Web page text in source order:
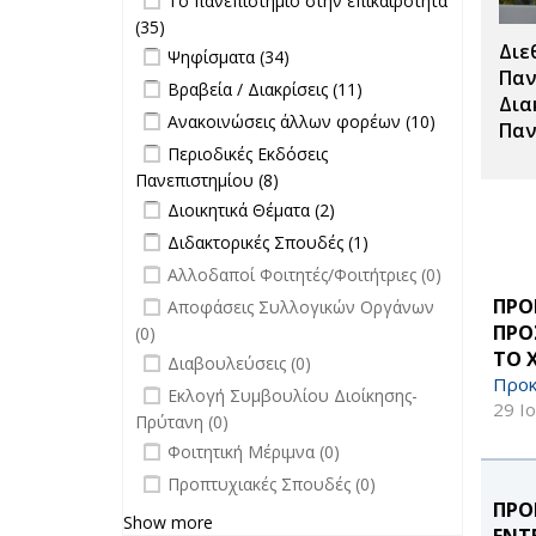
ΤΟ
29
επιτροπών
επικαιρότητα filter
(35)
επικαιρότητα filter
Apply Ψηφίσματα filter
Ψηφίσματα (34)
Apply Βραβεία / Διακρίσεις filter
Βραβεία / Διακρίσεις (11)
Διακρίσεις
Apply Ανακοινώσεις άλλων φορέων
filter
Ανακοινώσεις άλλων φορέων (10)
Apply Περιοδικές Εκδόσεις
Πανεπιστημίου filter
Περιοδικές Εκδόσεις
Πανεπιστημίου (8)
Εκδόσεις
Πανεπιστημίου filter
Apply Διοικητικά Θέματα filter
Διοικητικά Θέματα (2)
Apply Διδακτορικές Σπουδές filter
Διδακτορικές Σπουδές (1)
Σπουδές
filter
undefined
Αλλοδαποί Φοιτητές/Φοιτήτριες (0)
undefined
Αποφάσεις Συλλογικών Οργάνων
(0)
undefined
Διαβουλεύσεις (0)
undefined
Εκλογή Συμβουλίου Διοίκησης-
Πρύτανη (0)
undefined
Φοιτητική Μέριμνα (0)
undefined
Προπτυχιακές Σπουδές (0)
Show more